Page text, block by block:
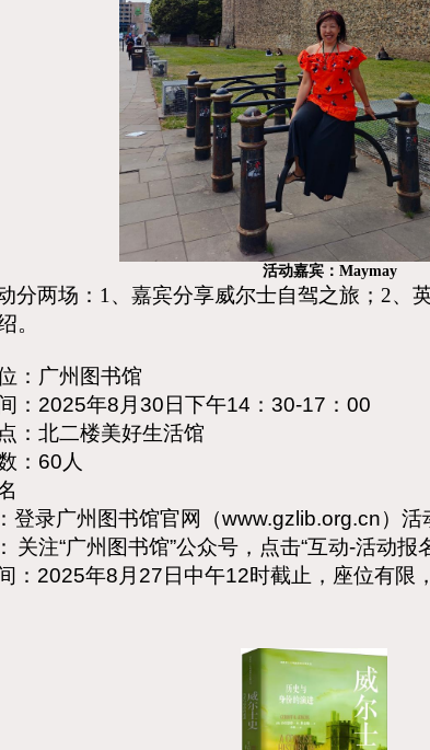
活动嘉宾：Maymay
分两场：1、嘉宾分享威尔士自驾之旅；2、
。
：广州图书馆
： 2025年8 月 30 日下午14 ： 30-17 ： 00
：北二楼美好生活馆
： 60 人
登录广州图书馆官网（www.gzlib.org.cn）活
关注“广州图书馆”公众号，点击“互动-活动报
： 2025年8 月 27 日中午12时截止，座位有限